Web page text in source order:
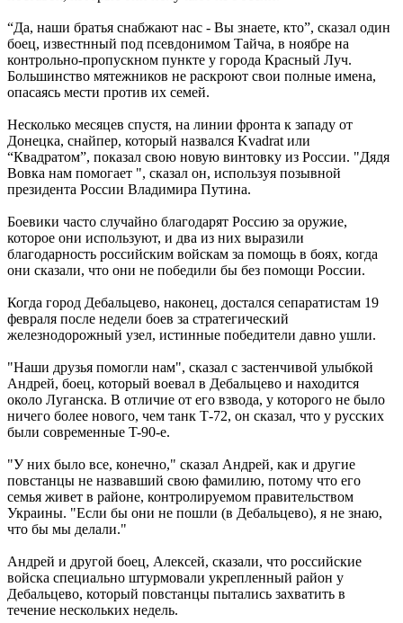
“Да, наши братья снабжают нас - Вы знаете, кто”, сказал один
боец, известнный под псевдонимом Тайча, в ноябре на
контрольно-пропускном пункте у города Красный Луч.
Большинство мятежников не раскроют свои полные имена,
опасаясь мести против их семей.
Несколько месяцев спустя, на линии фронта к западу от
Донецка, снайпер, который назвался Kvadrat или
“Квадратом”, показал свою новую винтовку из России. "Дядя
Вовка нам помогает ", сказал он, используя позывной
президента России Владимира Путина.
Боевики часто случайно благодарят Россию за оружие,
которое они используют, и два из них выразили
благодарность российским войскам за помощь в боях, когда
они сказали, что они не победили бы без помощи России.
Когда город Дебальцево, наконец, достался сепаратистам 19
февраля после недели боев за стратегический
железнодорожный узел, истинные победители давно ушли.
"Наши друзья помогли нам", сказал с застенчивой улыбкой
Андрей, боец, который воевал в Дебальцево и находится
около Луганска. В отличие от его взвода, у которого не было
ничего более нового, чем танк Т-72, он сказал, что у русских
были современные T-90-е.
"У них было все, конечно," сказал Андрей, как и другие
повстанцы не назвавший свою фамилию, потому что его
семья живет в районе, контролируемом правительством
Украины. "Если бы они не пошли (в Дебальцево), я не знаю,
что бы мы делали."
Андрей и другой боец, Алексей, сказали, что российские
войска специально штурмовали укрепленный район у
Дебальцево, который повстанцы пытались захватить в
течение нескольких недель.